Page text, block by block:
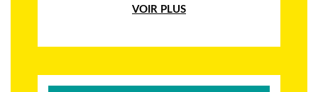
VOIR PLUS